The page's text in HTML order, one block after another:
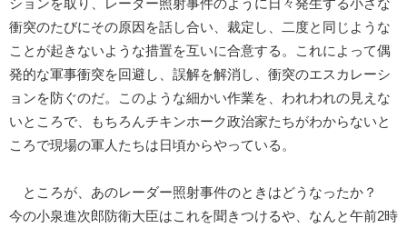
ションを取り、レーダー照射事件のように日々発生する小さな
衝突のたびにその原因を話し合い、裁定し、二度と同じような
ことが起きないような措置を互いに合意する。これによって偶
発的な軍事衝突を回避し、誤解を解消し、衝突のエスカレーシ
ョンを防ぐのだ。このような細かい作業を、われわれの見えな
いところで、もちろんチキンホーク政治家たちがわからないと
ころで現場の軍人たちは日頃からやっている。
ところが、あのレーダー照射事件のときはどうなったか？
今の小泉進次郎防衛大臣はこれを聞きつけるや、なんと午前2時